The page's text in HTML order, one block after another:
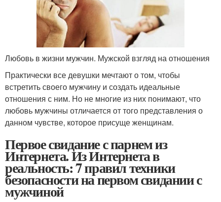
Любовь в жизни мужчин. Мужской взгляд на отношения
Практически все девушки мечтают о том, чтобы
встретить своего мужчину и создать идеальные
отношения с ним. Но не многие из них понимают, что
любовь мужчины отличается от того представления о
данном чувстве, которое присуще женщинам.
Первое свидание с парнем из
Интернета. Из Интернета в
реальность: 7 правил техники
безопасности на первом свидании с
мужчиной